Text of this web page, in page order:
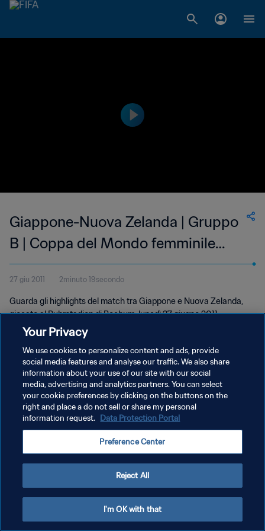
Giappone-Nuova Zelanda | Gruppo
B | Coppa del Mondo femminile
FIFA Germania 2011 | Highlights
27 giu 2011 2minuto 19secondo
Guarda gli highlights del match tra Giappone e Nuova Zelanda,
giocato al Ruhrstadion di Bochum, lunedì 27 giugno 2011.
PRIVACY POLICY
TERMINI DI SERVIZIO
GESTISCI LE TUE PREFERENZE PER I COOKIES
Your Privacy
We use cookies to personalize content and ads, provide
social media features and analyse our traffic. We also share
information about your use of our site with our social
media, advertising and analytics partners. You can select
your cookie preferences by clicking on the buttons on the
right and place a do not sell or share my personal
information request. Data Protection Portal
Preference Center
Reject All
I'm OK with that